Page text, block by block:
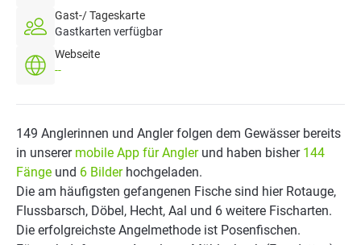
Gast-/ Tageskarte
Gastkarten verfügbar
Webseite
--
149 Anglerinnen und Angler folgen dem Gewässer bereits
in unserer mobile App für Anglerund haben bisher 144
Fänge und 6 Bilderhochgeladen.
Die am häufigsten gefangenen Fische sind hier Rotauge,
Flussbarsch, Döbel, Hecht, Aal und 6 weitere Fischarten.
Die erfolgreichste Angelmethode ist Posenfischen.